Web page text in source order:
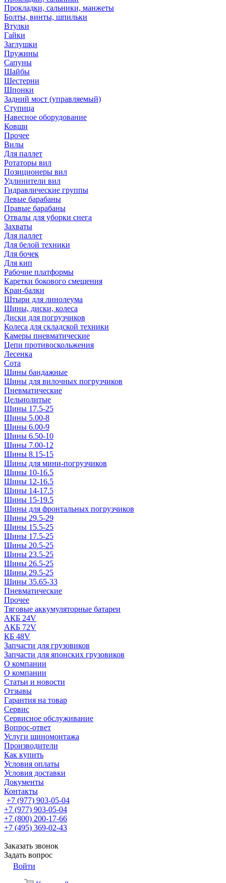
Прокладки, сальники, манжеты
Болты, винты, шпильки
Втулки
Гайки
Заглушки
Пружины
Сапуны
Шайбы
Шестерни
Шпонки
Задний мост (управляемый)
Ступица
Навесное оборудование
Ковши
Прочее
Вилы
Для паллет
Ротаторы вил
Позиционеры вил
Удлинители вил
Гидравлические группы
Левые барабаны
Правые барабаны
Отвалы для уборки снега
Захваты
Для паллет
Для белой техники
Для бочек
Для кип
Рабочие платформы
Каретки бокового смещения
Кран-балки
Штыри для линолеума
Шины, диски, колеса
Диски для погрузчиков
Колеса для складской техники
Камеры пневматические
Цепи противоскольжения
Лесенка
Сота
Шины бандажные
Шины для вилочных погрузчиков
Пневматические
Цельнолитые
Шины 17.5-25
Шины 5.00-8
Шины 6.00-9
Шины 6.50-10
Шины 7.00-12
Шины 8.15-15
Шины для мини-погрузчиков
Шины 10-16.5
Шины 12-16.5
Шины 14-17.5
Шины 15-19.5
Шины для фронтальных погрузчиков
Шины 29.5-29
Шины 15.5-25
Шины 17.5-25
Шины 20.5-25
Шины 23.5-25
Шины 26.5-25
Шины 29.5-25
Шины 35.65-33
Пневматические
Прочее
Тяговые аккумуляторные батареи
АКБ 24V
АКБ 72V
КБ 48V
Запчасти для грузовиков
Запчасти для японских грузовиков
О компании
О компании
Статьи и новости
Отзывы
Гарантия на товар
Сервис
Сервисное обслуживание
Вопрос-ответ
Услуги шиномонтажа
Производители
Как купить
Условия оплаты
Условия доставки
Документы
Контакты
+7 (977) 903-05-04
+7 (977) 903-05-04
+7 (800) 200-17-66
+7 (495) 369-02-43
Заказать звонок
Задать вопрос
Войти